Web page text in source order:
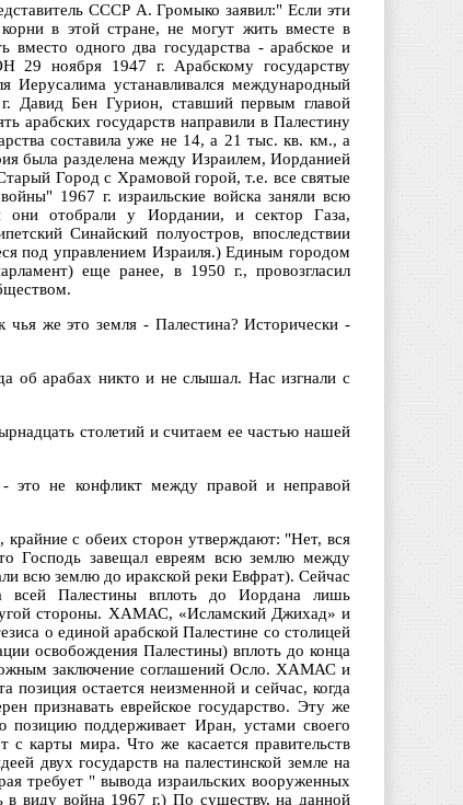
СССР А. Громыко заявил:" Если эти
в этой стране, не могут жить вместе в
вместо одного два государства - арабское и
29 ноября 1947 г. Арабскому государству
устанавливался международный
Давид Бен Гурион, ставший первым главой
арабских государств направили в Палестину
составила уже не 14, а 21 тыс. кв. км., а
была разделена между Израилем, Иорданией
Город с Храмовой горой, т.е. все святые
1967 г. израильские войска заняли всю
они отобрали у Иордании, и сектор Газа,
Синайский полуостров, впоследствии
под управлением Израиля.) Единым городом
еще ранее, в 1950 г., провозгласил
чья же это земля - Палестина? Исторически -
об арабах никто и не слышал. Нас изгнали с
столетий и считаем ее частью нашей
это не конфликт между правой и неправой
с обеих сторон утверждают: "Нет, вся
Господь завещал евреям всю землю между
всю землю до иракской реки Евфрат). Сейчас
всей Палестины вплоть до Иордана лишь
стороны. ХАМАС, «Исламский Джихад» и
о единой арабской Палестине со столицей
освобождения Палестины) вплоть до конца
заключение соглашений Осло. ХАМАС и
позиция остается неизменной и сейчас, когда
признавать еврейское государство. Эту же
позицию поддерживает Иран, устами своего
карты мира. Что же касается правительств
двух государств на палестинской земле на
требует " вывода израильских вооруженных
в виду война 1967 г.) По существу, на данной